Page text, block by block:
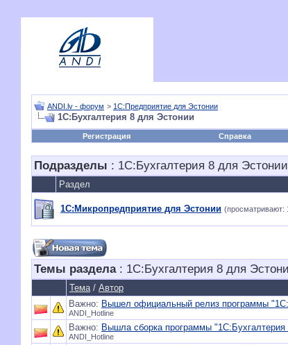
ANDI.lv - форум > 1С:Предприятие для Эстонии
1С:Бухгалтерия 8 для Эстонии
Регистрация
Справка
Подразделы : 1С:Бухгалтерия 8 для Эстонии
Раздел
1С:Микропредприятие для Эстонии (просматривают:
Темы раздела: 1С:Бухгалтерия 8 для
Тема/ Автор
Важно: Вышел официальный релиз программы
ANDI_Hotline
Важно: Вышла сборка программы
ANDI_Hotline